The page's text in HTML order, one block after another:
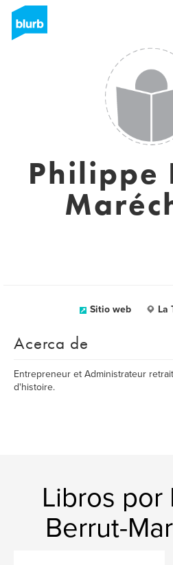
Philippe
Sitio web La
Acerca de
Entrepreneur et Administrateur
d'histoire.
Libros por
Berrut-